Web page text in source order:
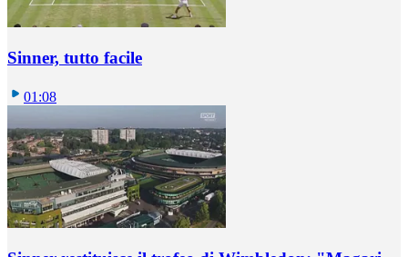
Sinner, tutto facile
01:08